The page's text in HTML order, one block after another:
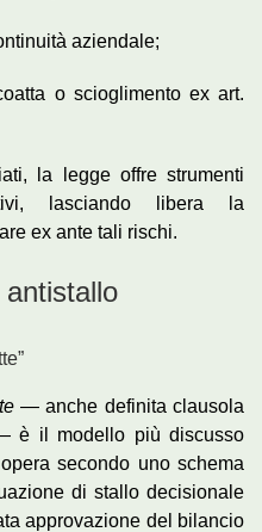
aziendale;
o scioglimento ex art.
la legge offre strumenti
lasciando libera la
ex ante tali rischi.
— anche definita clausola
è il modello più discusso
secondo uno schema
di stallo decisionale
approvazione del bilancio